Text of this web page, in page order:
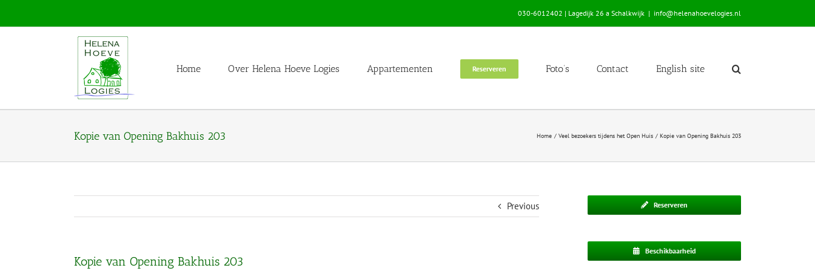
030-6012402 | Lagedijk 26 a Schalkwijk | info@helenahoevelogies.nl
Home Over Helena Hoeve Logies Appartementen Reserveren Foto’s Contact English site
Kopie van Opening Bakhuis 203 Home Veel bezoekers tijdens het Open Huis Kopie van Opening Bakhuis 203
Previous
Kopie van Opening Bakhuis 203
Reserveren
Beschikbaarheid